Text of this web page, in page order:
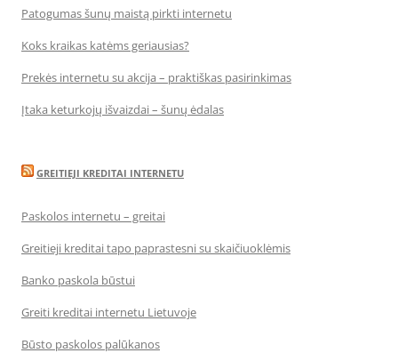
Patogumas šunų maistą pirkti internetu
Koks kraikas katėms geriausias?
Prekės internetu su akcija – praktiškas pasirinkimas
Įtaka keturkojų išvaizdai – šunų ėdalas
GREITIEJI KREDITAI INTERNETU
Paskolos internetu – greitai
Greitieji kreditai tapo paprastesni su skaičiuoklėmis
Banko paskola būstui
Greiti kreditai internetu Lietuvoje
Būsto paskolos palūkanos